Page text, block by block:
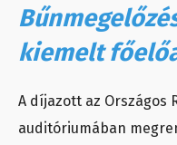
kiemelt
A díjazott az Országos
auditóriumában